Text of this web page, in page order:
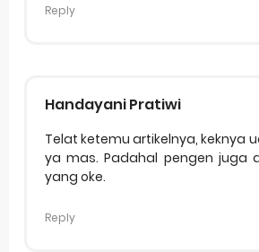
Reply
Handayani Pratiwi
Telat ketemu artikelnya, keknya
ya mas. Padahal pengen juga
yang oke.
Reply